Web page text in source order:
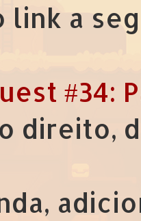
link a
#34:
direito,